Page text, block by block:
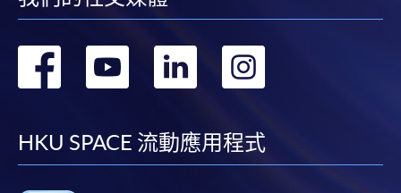
轉
facebook
轉
youtube
轉
linkedin
HKU SPACE 流動應用程式